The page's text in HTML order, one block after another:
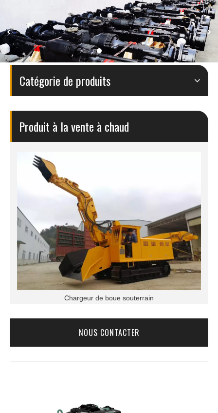
Catégorie de produits
Produit à la vente à chaud
Chargeur de boue souterrain
NOUS CONTACTER